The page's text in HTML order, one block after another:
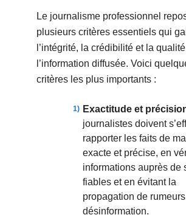
Le journalisme professionnel
plusieurs critères essentiels qui
l’intégrité, la crédibilité et la
l’information diffusée. Voici
critères les plus importants :
Exactitude et
journalistes doivent
rapporter les faits de
exacte et précise, en
informations auprès de
fiables et en évitant la
propagation de
désinformation.